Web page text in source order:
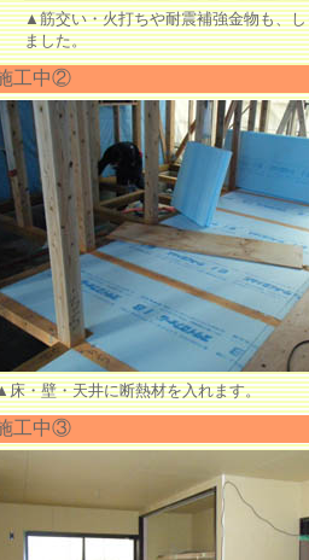
▲筋交い・火打ちや耐震補強金物も、
ました。
工中②
・壁・天井に断熱材を入れます。
工中③